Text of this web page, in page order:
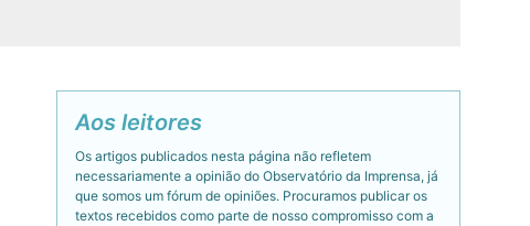
Aos leitores
Os artigos publicados nesta página não refletem
necessariamente a opinião do Observatório da Imprensa, já
que somos um fórum de opiniões. Procuramos publicar os
textos recebidos como parte de nosso compromisso com a